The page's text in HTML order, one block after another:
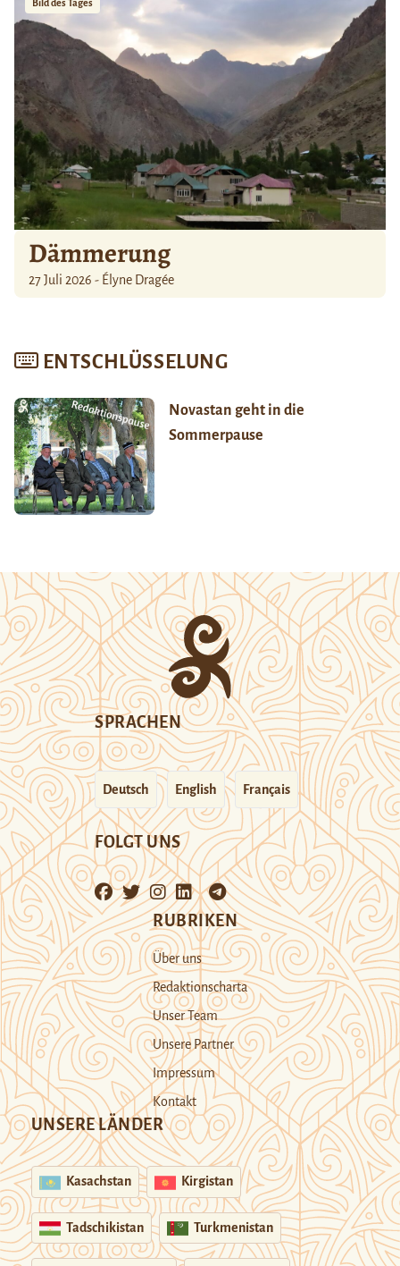
Bild des Tages
Dämmerung
27 Juli 2026 - Élyne Dragée
ENTSCHLÜSSELUNG
Novastan geht in die
Sommerpause
SPRACHEN
Deutsch English Français
FOLGT UNS
RUBRIKEN
Über uns
Redaktionscharta
Unser Team
Unsere Partner
Impressum
Kontakt
UNSERE LÄNDER
Kasachstan Kirgistan
Tadschikistan Turkmenistan